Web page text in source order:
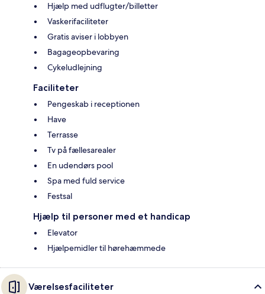
Hjælp med udflugter/billetter
Vaskerifaciliteter
Gratis aviser i lobbyen
Bagageopbevaring
Cykeludlejning
Faciliteter
Pengeskab i receptionen
Have
Terrasse
Tv på fællesarealer
En udendørs pool
Spa med fuld service
Festsal
Hjælp til personer med et handicap
Elevator
Hjælpemidler til hørehæmmede
Værelsesfaciliteter